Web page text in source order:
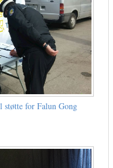
støtte for Falun Gong